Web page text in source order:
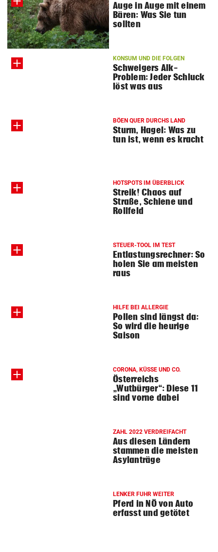
Auge in Auge mit einem
Bären: Was Sie tun
sollten
KONSUM UND DIE FOLGEN
Schweigers Alk-
Problem: Jeder Schluck
löst was aus
BÖEN QUER DURCHS LAND
Sturm, Hagel: Was zu
tun ist, wenn es kracht
HOTSPOTS IM ÜBERBLICK
Streik! Chaos auf
Straße, Schiene und
Rollfeld
STEUER-TOOL IM TEST
Entlastungsrechner: So
holen Sie am meisten
raus
HILFE BEI ALLERGIE
Pollen sind längst da:
So wird die heurige
Saison
CORONA, KÜSSE UND CO.
Österreichs
„Wutbürger“: Diese 11
sind vorne dabei
ZAHL 2022 VERDREIFACHT
Aus diesen Ländern
stammen die meisten
Asylanträge
LENKER FUHR WEITER
Pferd in NÖ von Auto
erfasst und getötet